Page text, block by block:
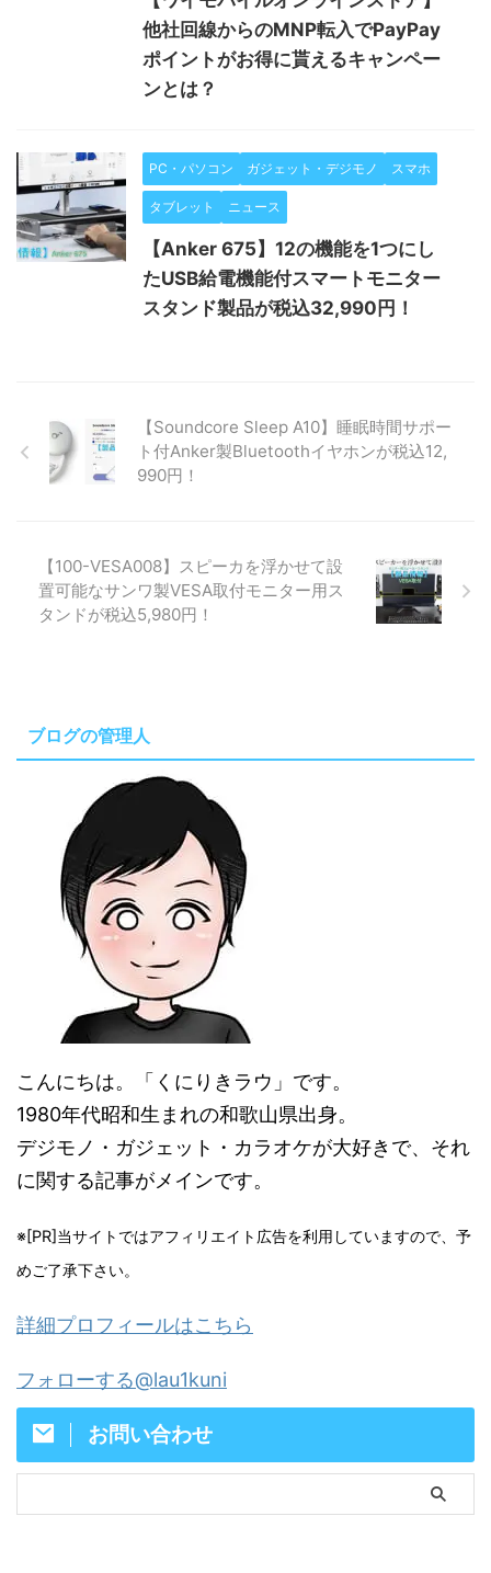
他社回線からのMNP転入でPayPay
ポイントがお得に貰えるキャンペー
ンとは？
PC・パソコン ガジェット・デジモノ スマホ
タブレット ニュース
【Anker 675】12の機能を1つにし
たUSB給電機能付スマートモニター
スタンド製品が税込32,990円！
【Soundcore Sleep A10】睡眠時間サポー
ト付Anker製Bluetoothイヤホンが税込12,
990円！
【100-VESA008】スピーカを浮かせて設
置可能なサンワ製VESA取付モニター用ス
タンドが税込5,980円！
ブログの管理人
こんにちは。「くにりきラウ」です。
1980年代昭和生まれの和歌山県出身。
デジモノ・ガジェット・カラオケが大好きで、それ
に関する記事がメインです。
※[PR]当サイトではアフィリエイト広告を利用していますので、予
めご了承下さい。
詳細プロフィールはこちら
フォローする@lau1kuni
お問い合わせ